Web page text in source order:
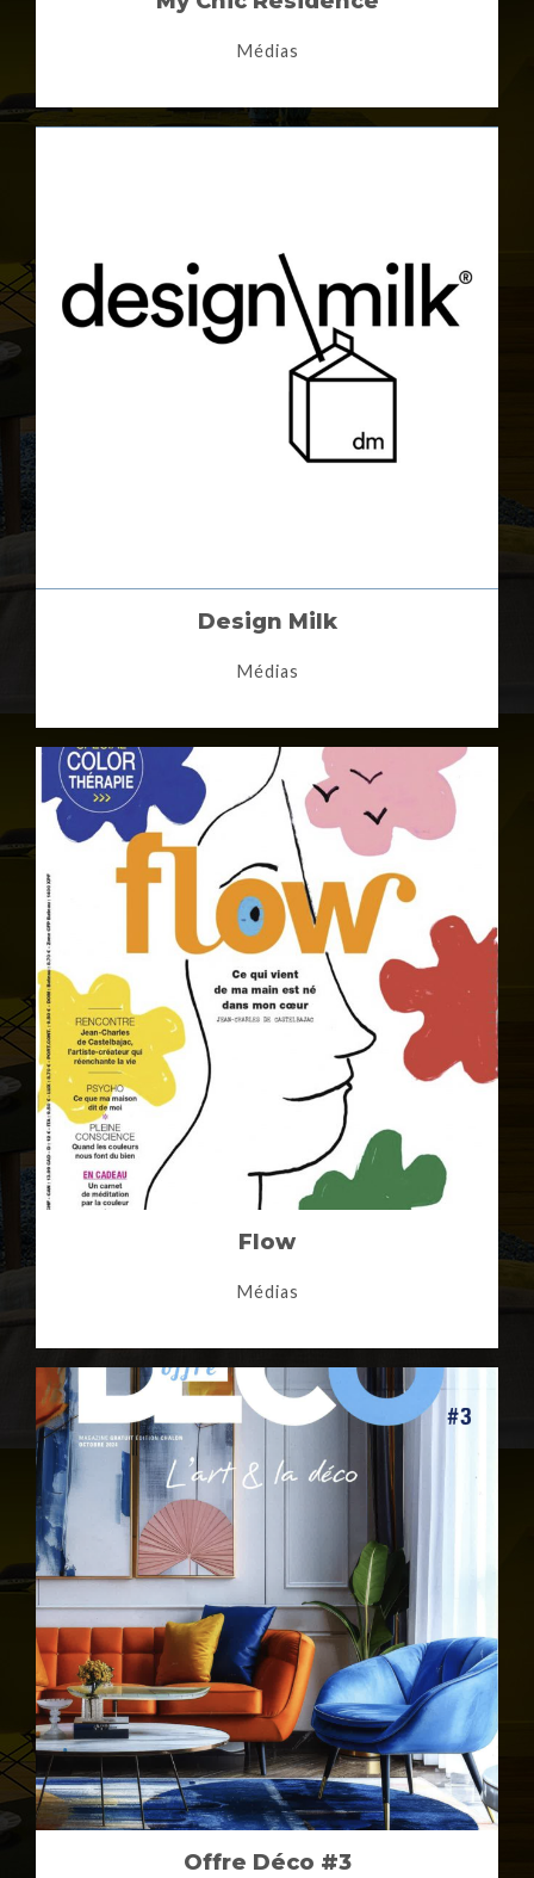
Médias
Design Milk
Médias
Flow
Médias
Offre Déco #3